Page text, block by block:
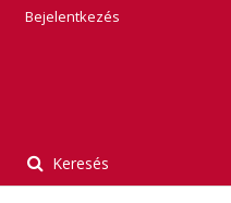
Keresés
Bejelentkezés